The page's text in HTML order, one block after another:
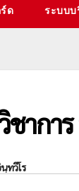
ด ระบบ
ชากา
ทวีโร